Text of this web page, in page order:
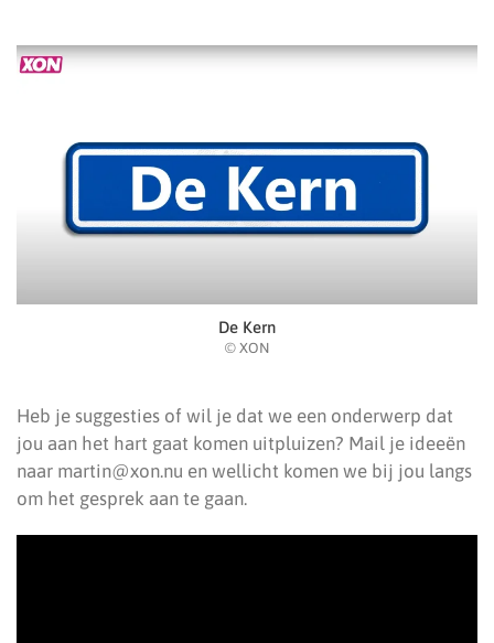
De Kern
© XON
Heb je suggesties of wil je dat we een onderwerp dat
jou aan het hart gaat komen uitpluizen? Mail je ideeën
naar martin@xon.nu en wellicht komen we bij jou langs
om het gesprek aan te gaan.